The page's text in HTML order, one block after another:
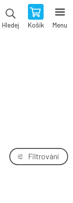
Hledej Košík Menu
Filtrování